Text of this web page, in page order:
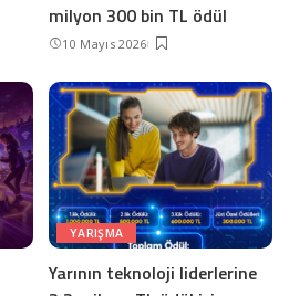
milyon 300 bin TL ödül
10 Mayıs 2026
YARIŞMA
Yarının teknoloji liderlerine